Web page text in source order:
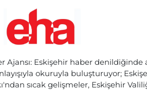
Eskişehir haber
okuruyla buluşturuyor;
sıcak gelişmeler, Eskişehir